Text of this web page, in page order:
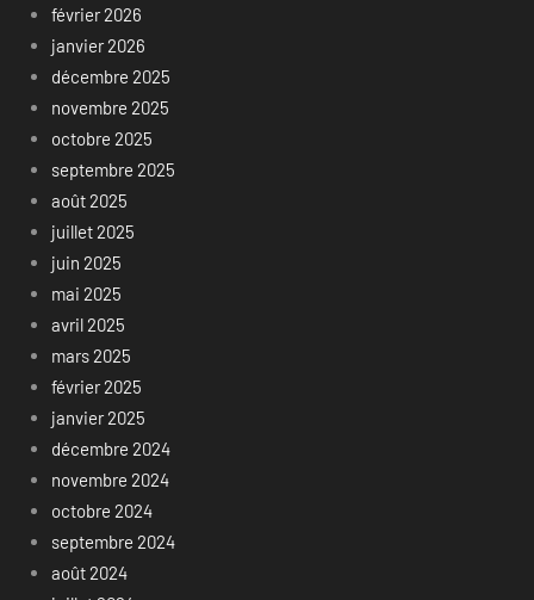
février 2026
janvier 2026
décembre 2025
novembre 2025
octobre 2025
septembre 2025
août 2025
juillet 2025
juin 2025
mai 2025
avril 2025
mars 2025
février 2025
janvier 2025
décembre 2024
novembre 2024
octobre 2024
septembre 2024
août 2024